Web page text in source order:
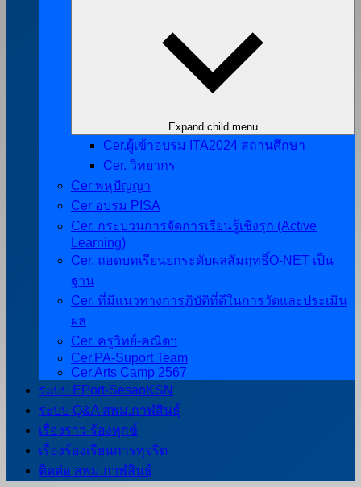
Expand child menu
Cer.ผู้เข้าอบรม ITA2024 สถานศึกษา
Cer. วิทยากร
Cer พหุปัญญา
Cer อบรม PISA
Cer. กระบวนการจัดการเรียนรู้เชิงรุก (Active
Learning)
Cer. ถอดบทเรียนยกระดับผลสัมฤทธิ์O-NET เป็น
ฐาน
Cer. ที่มีแนวทางการฏิบัติที่ดีในการวัดและประเมิน
ผล
Cer. ครูวิทย์-คณิตฯ
Cer.PA-Suport Team
Cer.Arts Camp 2567
ระบบ EPort-SesaoKSN
ระบบ Q&A สพม.กาฬสินธุ์
เรื่องราว-ร้องทุกข์
เรื่องร้องเรียนการทุจริต
ติดต่อ สพม.กาฬสินธุ์